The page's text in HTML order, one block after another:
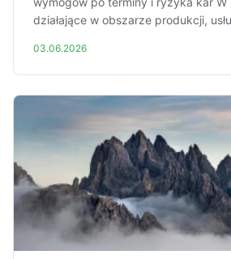
działające w obszarze produkcji,
03.06.2026